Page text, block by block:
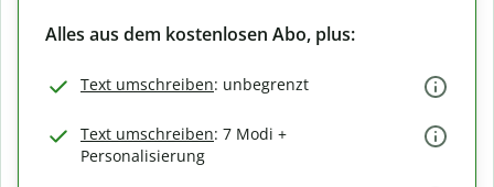
Alles aus dem kostenlosen Abo, plus:
Text umschreiben: unbegrenzt
Text umschreiben: 7 Modi +
Personalisierung